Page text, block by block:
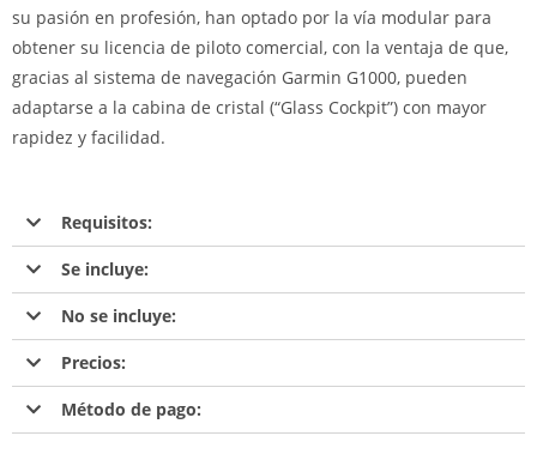
su pasión en profesión, han optado por la vía modular para
obtener su licencia de piloto comercial, con la ventaja de que,
gracias al sistema de navegación Garmin G1000, pueden
adaptarse a la cabina de cristal (“Glass Cockpit”) con mayor
rapidez y facilidad.
Requisitos:
Se incluye:
No se incluye:
Precios:
Método de pago: